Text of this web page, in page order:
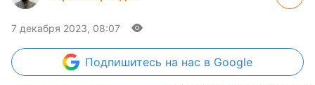
7 декабря 2023, 08:07
Подпишитесь на нас в Google